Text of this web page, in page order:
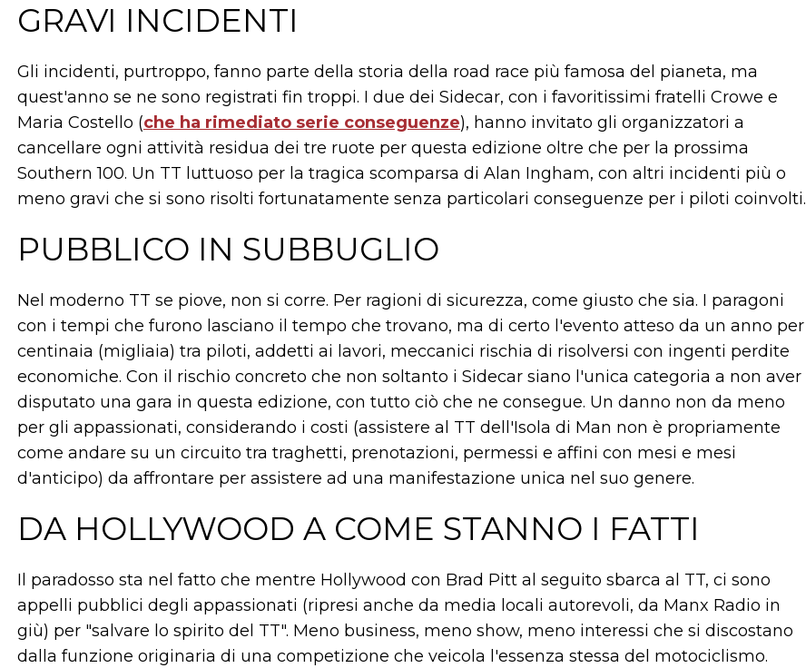
GRAVI INCIDENTI
Gli incidenti, purtroppo, fanno parte della storia della road race più famosa del pianeta, ma
quest'anno se ne sono registrati fin troppi. I due dei Sidecar, con i favoritissimi fratelli Crowe e
Maria Costello (che ha rimediato serie conseguenze), hanno invitato gli organizzatori a
cancellare ogni attività residua dei tre ruote per questa edizione oltre che per la prossima
Southern 100. Un TT luttuoso per la tragica scomparsa di Alan Ingham, con altri incidenti più o
meno gravi che si sono risolti fortunatamente senza particolari conseguenze per i piloti coinvolti.
PUBBLICO IN SUBBUGLIO
Nel moderno TT se piove, non si corre. Per ragioni di sicurezza, come giusto che sia. I paragoni
con i tempi che furono lasciano il tempo che trovano, ma di certo l'evento atteso da un anno per
centinaia (migliaia) tra piloti, addetti ai lavori, meccanici rischia di risolversi con ingenti perdite
economiche. Con il rischio concreto che non soltanto i Sidecar siano l'unica categoria a non aver
disputato una gara in questa edizione, con tutto ciò che ne consegue. Un danno non da meno
per gli appassionati, considerando i costi (assistere al TT dell'Isola di Man non è propriamente
come andare su un circuito tra traghetti, prenotazioni, permessi e affini con mesi e mesi
d'anticipo) da affrontare per assistere ad una manifestazione unica nel suo genere.
DA HOLLYWOOD A COME STANNO I FATTI
Il paradosso sta nel fatto che mentre Hollywood con Brad Pitt al seguito sbarca al TT, ci sono
appelli pubblici degli appassionati (ripresi anche da media locali autorevoli, da Manx Radio in
giù) per "salvare lo spirito del TT". Meno business, meno show, meno interessi che si discostano
dalla funzione originaria di una competizione che veicola l'essenza stessa del motociclismo.